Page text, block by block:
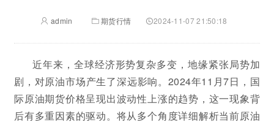
admin 期货行情 2024-11-07 21:50:18
近年来，全球经济形势复杂多变，地缘紧张局势加
剧，对原油市场产生了深远影响。2024年11月7日，国
际原油期货价格呈现出波动性上涨的趋势，这一现象背
后有多重因素的驱动。将从多个角度详细解析当前原油